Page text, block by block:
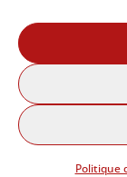
Politique
© Tous